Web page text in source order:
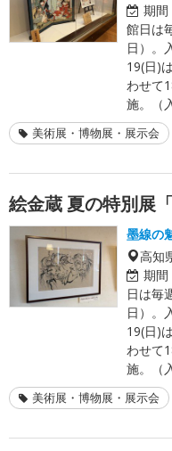
期間
館日は
日）。
19(日)
わせて
施。（
美術展・博物展・展示会
絵金蔵 夏の特別展
墨線の
高知
期間
日は毎
日）。
19(日)
わせて
施。（
美術展・博物展・展示会